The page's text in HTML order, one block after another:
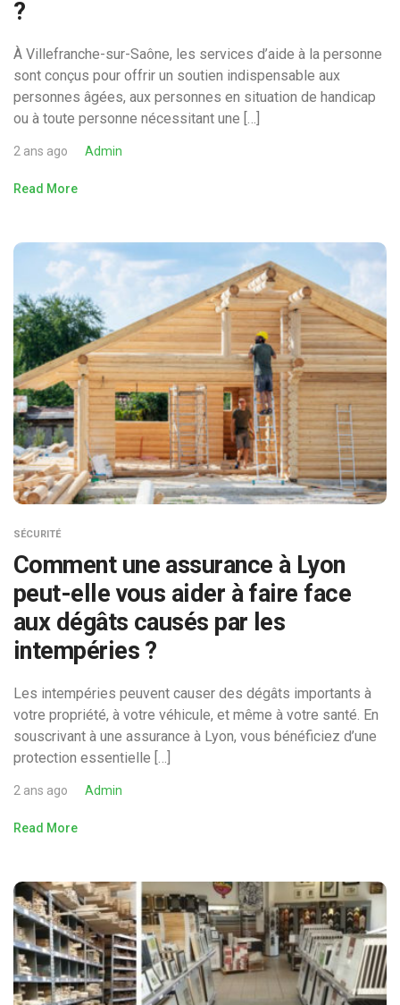
?
À Villefranche-sur-Saône, les services d’aide à la personne
sont conçus pour offrir un soutien indispensable aux
personnes âgées, aux personnes en situation de handicap
ou à toute personne nécessitant une […]
2 ans ago Admin
Read More
SÉCURITÉ
Comment une assurance à Lyon
peut-elle vous aider à faire face
aux dégâts causés par les
intempéries ?
Les intempéries peuvent causer des dégâts importants à
votre propriété, à votre véhicule, et même à votre santé. En
souscrivant à une assurance à Lyon, vous bénéficiez d’une
protection essentielle […]
2 ans ago Admin
Read More